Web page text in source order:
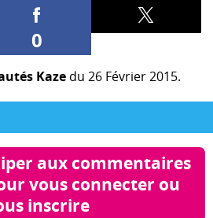
0
Kaze du 26 Février 2015.
aux commentaires
vous connecter ou
inscrire